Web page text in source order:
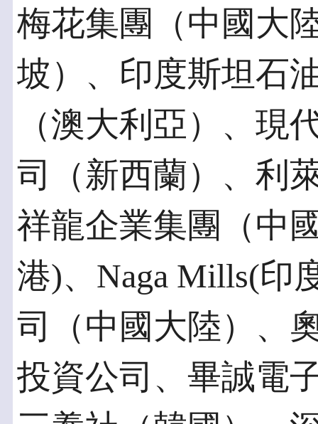
梅花集團（中國大
坡）、印度斯坦石
（澳大利亞）、現
司（新西蘭）、利
祥龍企業集團（中
港)、Naga Mills(印
司（中國大陸）、
投資公司、畢誠電